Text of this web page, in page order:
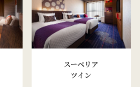
スーペリア
ツイン